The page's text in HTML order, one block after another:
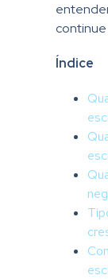
continue
Índice